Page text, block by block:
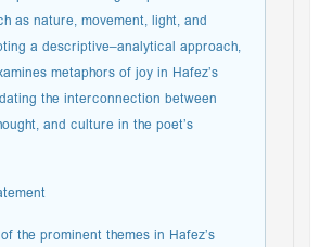
as nature, movement, light, and
a descriptive–analytical approach,
metaphors of joy in Hafez’s
the interconnection between
and culture in the poet’s
the prominent themes in Hafez’s